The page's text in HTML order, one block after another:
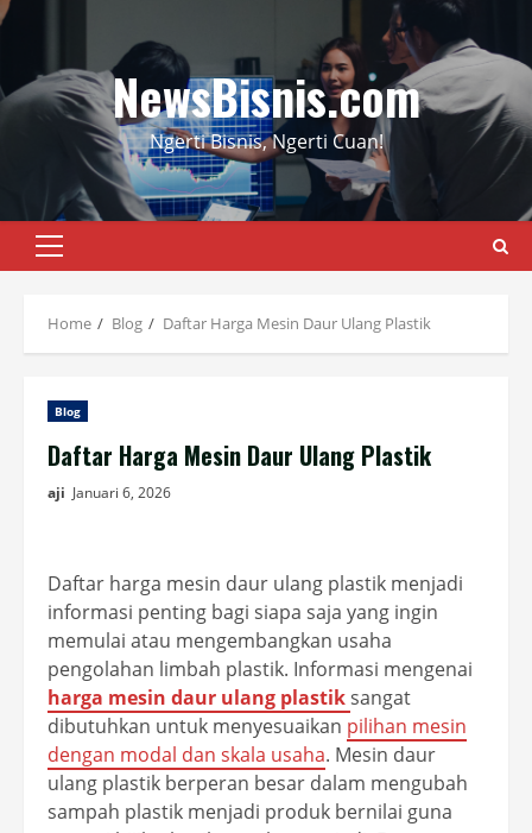
Skip
content
NewsBisnis.com
Ngerti Bisnis, Ngerti Cuan!
Primary
Home Blog Daftar Harga Mesin Daur Ulang Plastik
Blog
Daftar Harga Mesin Daur Ulang Plastik
aji Januari 6, 2026
Daftar harga mesin daur ulang plastik menjadi
informasi penting bagi siapa saja yang ingin
memulai atau mengembangkan usaha
pengolahan limbah plastik. Informasi mengenai
harga mesin daur ulang plastiksangat
dibutuhkan untuk menyesuaikan pilihan mesin
dengan modal dan skala usaha. Mesin daur
ulang plastik berperan besar dalam mengubah
sampah plastik menjadi produk bernilai guna